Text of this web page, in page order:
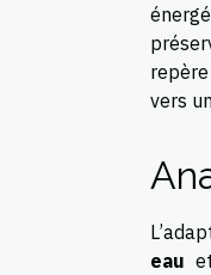
vers
eau